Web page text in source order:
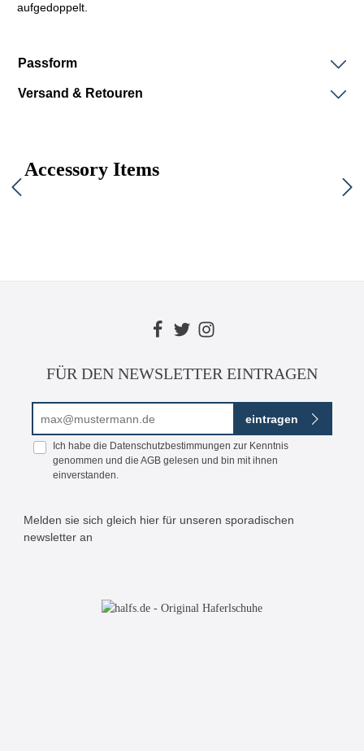
aufgedoppelt.
Passform
Versand & Retouren
Accessory Items
FÜR DEN NEWSLETTER EINTRAGEN
eintragen
Ich habe die Datenschutzbestimmungen zur Kenntnis
genommen und die AGB gelesen und bin mit ihnen
einverstanden.
Melden sie sich gleich hier für unseren sporadischen
newsletter an